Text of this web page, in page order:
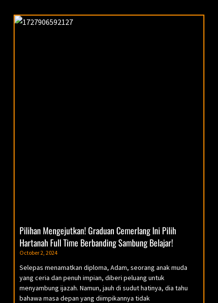
Pilihan Mengejutkan! Graduan Cemerlang Ini Pilih
Hartanah Full Time Berbanding Sambung Belajar!
October 2, 2024
Selepas menamatkan diploma, Adam, seorang anak muda
yang ceria dan penuh impian, diberi peluang untuk
menyambung ijazah. Namun, jauh di sudut hatinya, dia tahu
bahawa masa depan yang diimpikannya tidak